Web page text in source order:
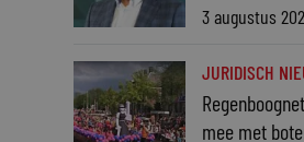
3 augustus
JURIDISCH
mee met